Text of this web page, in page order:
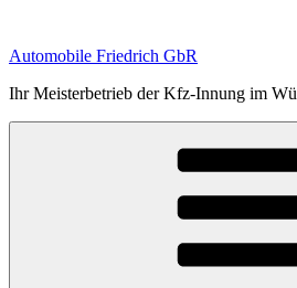
springen
Automobile Friedrich GbR
Ihr Meisterbetrieb der Kfz-Innung im